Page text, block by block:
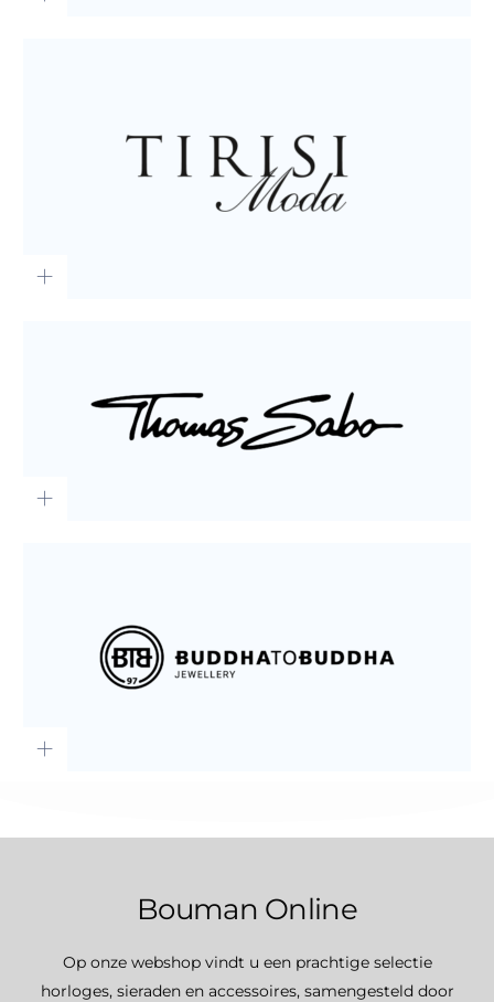
Bouman Online
Op onze webshop vindt u een prachtige selectie
horloges, sieraden en accessoires, samengesteld door